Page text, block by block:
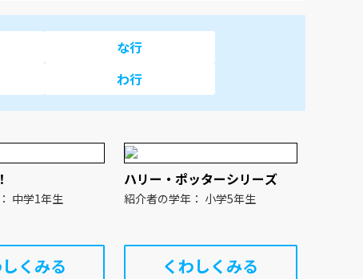
な行
わ行
紹介者の学年： 中学1年生
くみる
ハリー・ポッターシリーズ
紹介者の学年： 小学5年生
くわしくみる